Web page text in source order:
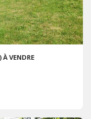
À VENDRE